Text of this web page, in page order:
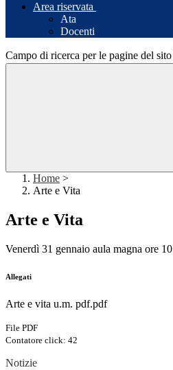
Area riservata
Ata
Docenti
Campo di ricerca per le pagine del sito
Home >
Arte e Vita
Arte e Vita
Venerdì 31 gennaio aula magna ore
Allegati
Arte e vita u.m. pdf.pdf
File PDF
Contatore click: 42
Notizie